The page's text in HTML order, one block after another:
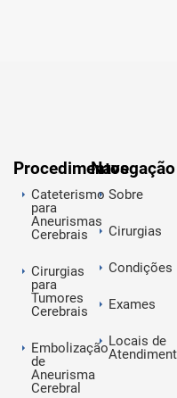
Procedimentos
Cateterismo
para
Aneurismas
Cerebrais
Cirurgias
para
Tumores
Cerebrais
Embolização
de
Aneurisma
Cerebral
Navegação
Sobre
Cirurgias
Condições
Exames
Locais de